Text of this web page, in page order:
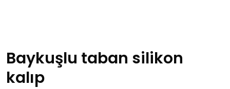
Baykuşlu taban silikon
kalıp